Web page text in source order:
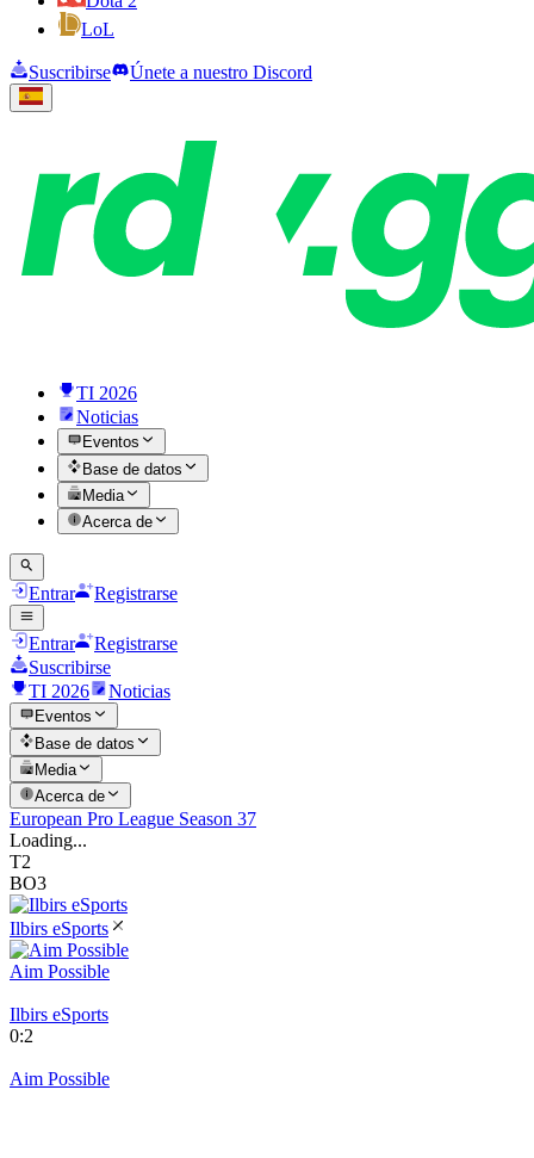
LoL
Suscribirse Únete a nuestro Discord
TI 2026
Noticias
Eventos
Base de datos
Media
Acerca de
Entrar Registrarse
Entrar
Registrarse
Suscribirse
TI 2026
Noticias
Eventos
Base de datos
Media
Acerca de
European Pro League Season 37
Loading...
T2
BO3
Ilbirs eSports
Aim Possible
Ilbirs eSports
0:2
Aim Possible